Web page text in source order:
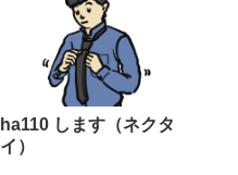
ha110 します（ネクタ
イ）